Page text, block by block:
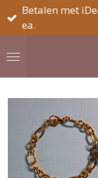
Ga
direct
de
Betalen met
ea.